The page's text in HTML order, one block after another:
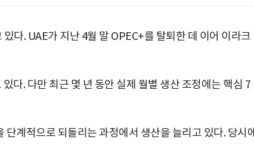
다. UAE가 지난 4월 말 OPEC+를 탈퇴한 데 이어 이라크
다. 다만 최근 몇 년 동안 실제 월별 생산 조정에는 핵심 7
계적으로 되돌리는 과정에서 생산을 늘리고 있다. 당시에